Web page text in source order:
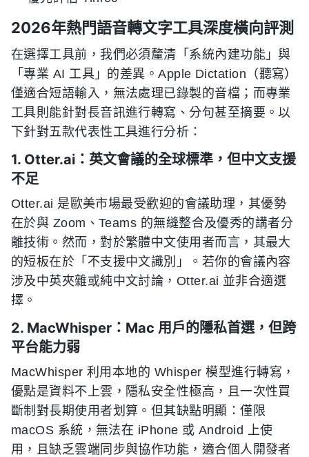
2026年熱門語音轉文字工具深度橫向評測
在選擇工具前，我們必須釐清「系統內建功能」與
「專業 AI 工具」的差異。Apple Dictation（聽寫）
僅適合短語輸入，無法處理已錄製的音檔；而專業
工具則能針對長音訊進行轉寫、分句甚至摘要。以
下針對五款代表性工具進行分析：
1. Otter.ai：英文會議的全球標準，但中文支援
不足
Otter.ai 是歐美市場最受歡迎的會議助理，其優勢
在於與 Zoom、Teams 的無縫整合及優秀的講者分
離技術。然而，對於繁體中文使用者而言，其最大
的短板在於「不支援中文識別」。若你的會議內容
涉及中英夾雜或純中文討論，Otter.ai 並非合適選
擇。
2. MacWhisper：Mac 用戶的隱私首選，但跨
平台能力弱
MacWhisper 利用本地的 Whisper 模型進行轉寫，
優點是資料不上雲，隱私安全性極高，且一次性買
斷制對長期使用者划算。但其缺點明顯：僅限
macOS 系統，無法在 iPhone 或 Android 上使
用，且缺乏雲端同步與協作功能，適合個人開發者